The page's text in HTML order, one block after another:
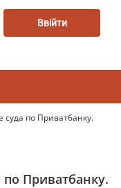
Ввійти
по Приватбанку.
Приватбанку.